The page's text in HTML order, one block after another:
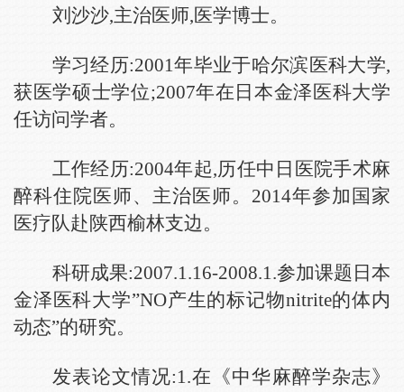
刘沙沙,主治医师,医学博士。
学习经历:2001年毕业于哈尔滨医科大学,
获医学硕士学位;2007年在日本金泽医科大学
任访问学者。
工作经历:2004年起,历任中日医院手术麻
醉科住院医师、主治医师。2014年参加国家
医疗队赴陕西榆林支边。
科研成果:2007.1.16-2008.1.参加课题日本
金泽医科大学”NO产生的标记物nitrite的体内
动态”的研究。
发表论文情况:1.在《中华麻醉学杂志》